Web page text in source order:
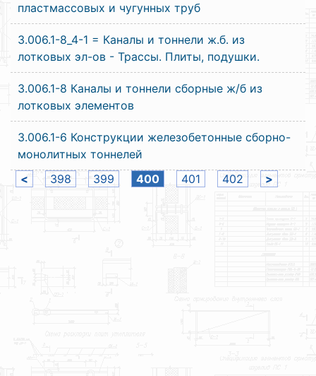
пластмассовых и чугунных труб
3.006.1-8_4-1 = Каналы и тоннели ж.б. из
лотковых эл-ов - Трассы. Плиты, подушки.
3.006.1-8 Каналы и тоннели сборные ж/б из
лотковых элементов
3.006.1-6 Конструкции железобетонные сборно-
монолитных тоннелей
<
398 399 400 401 402 >